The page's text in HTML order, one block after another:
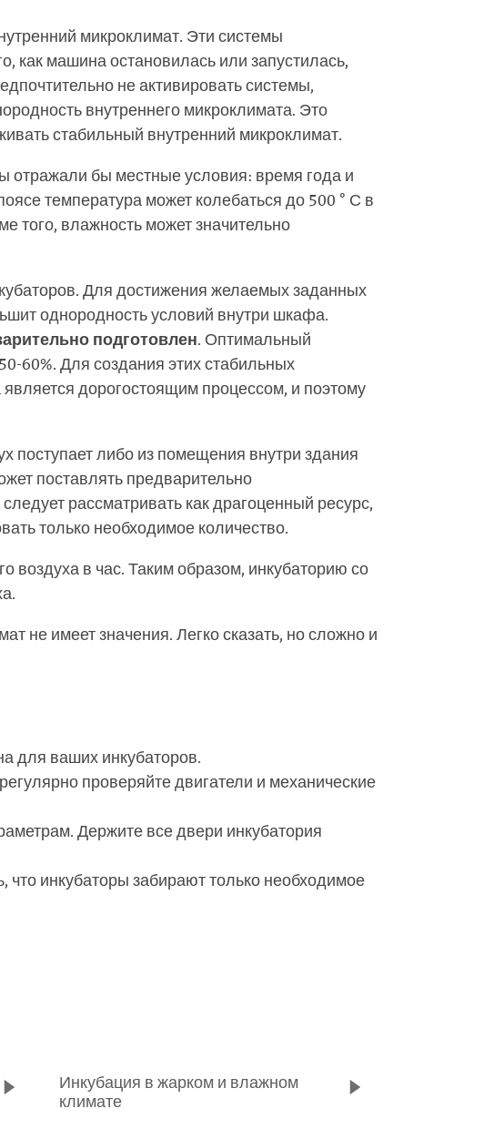
микроклимат. Эти системы
как машина остановилась или запустилась,
не активировать системы,
внутреннего микроклимата. Это
стабильный внутренний микроклимат.
отражали бы местные условия: время года и
температура может колебаться до 500 ° С в
того, влажность может значительно
Для достижения желаемых заданных
однородность условий внутри шкафа.
подготовлен. Оптимальный
60%. Для создания этих стабильных
дорогостоящим процессом, и поэтому
поступает либо из помещения внутри здания
поставлять предварительно
рассматривать как драгоценный ресурс,
только необходимое количество.
воздуха в час. Таким образом, инкубаторию со
не имеет значения. Легко сказать, но сложно и
для ваших инкубаторов.
проверяйте двигатели и механические
Держите все двери инкубатория
что инкубаторы забирают только необходимое
Инкубация в жарком и влажном
климате